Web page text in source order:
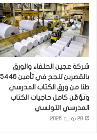
شركة عجين الحلفاء والورق
بالقصرين تنجح في تأمين 5446
طنا من ورق الكتاب المدرسي
وتؤمّن كامل حاجيات الكتاب
المدرسي التونسي
28 يوليو 2026